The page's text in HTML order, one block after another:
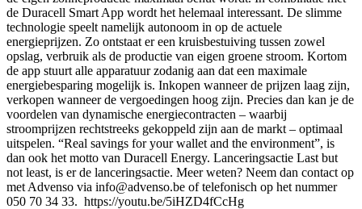
de Duracell Smart App wordt het helemaal interessant. De slimme
technologie speelt namelijk autonoom in op de actuele
energieprijzen. Zo ontstaat er een kruisbestuiving tussen zowel
opslag, verbruik als de productie van eigen groene stroom. Kortom
de app stuurt alle apparatuur zodanig aan dat een maximale
energiebesparing mogelijk is. Inkopen wanneer de prijzen laag zijn,
verkopen wanneer de vergoedingen hoog zijn. Precies dan kan je de
voordelen van dynamische energiecontracten – waarbij
stroomprijzen rechtstreeks gekoppeld zijn aan de markt – optimaal
uitspelen. “Real savings for your wallet and the environment”, is
dan ook het motto van Duracell Energy. Lanceringsactie Last but
not least, is er de lanceringsactie. Meer weten? Neem dan contact op
met Advenso via info@advenso.be of telefonisch op het nummer
050 70 34 33. https://youtu.be/5iHZD4fCcHg